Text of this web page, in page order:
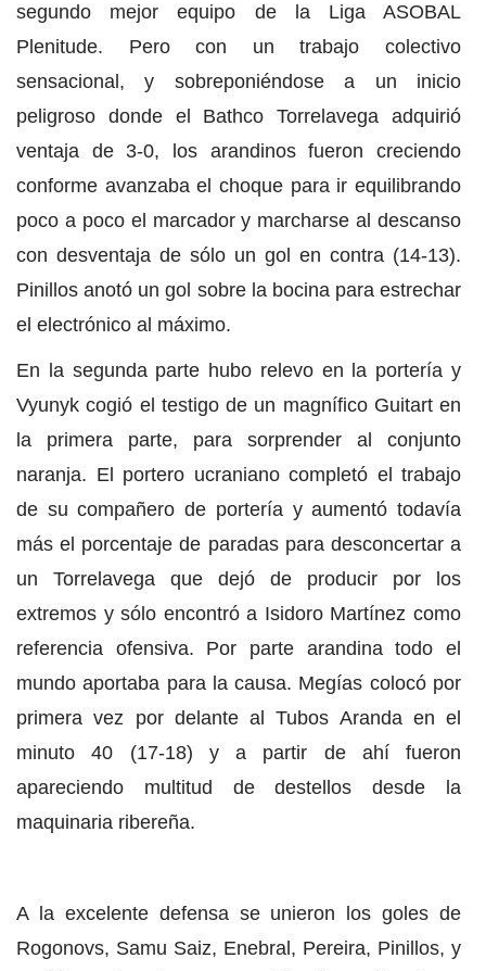
segundo mejor equipo de la Liga ASOBAL
Plenitude. Pero con un trabajo colectivo
sensacional, y sobreponiéndose a un inicio
peligroso donde el Bathco Torrelavega adquirió
ventaja de 3-0, los arandinos fueron creciendo
conforme avanzaba el choque para ir equilibrando
poco a poco el marcador y marcharse al descanso
con desventaja de sólo un gol en contra (14-13).
Pinillos anotó un gol sobre la bocina para estrechar
el electrónico al máximo.
En la segunda parte hubo relevo en la portería y
Vyunyk cogió el testigo de un magnífico Guitart en
la primera parte, para sorprender al conjunto
naranja. El portero ucraniano completó el trabajo
de su compañero de portería y aumentó todavía
más el porcentaje de paradas para desconcertar a
un Torrelavega que dejó de producir por los
extremos y sólo encontró a Isidoro Martínez como
referencia ofensiva. Por parte arandina todo el
mundo aportaba para la causa. Megías colocó por
primera vez por delante al Tubos Aranda en el
minuto 40 (17-18) y a partir de ahí fueron
apareciendo multitud de destellos desde la
maquinaria ribereña.
A la excelente defensa se unieron los goles de
Rogonovs, Samu Saiz, Enebral, Pereira, Pinillos, y